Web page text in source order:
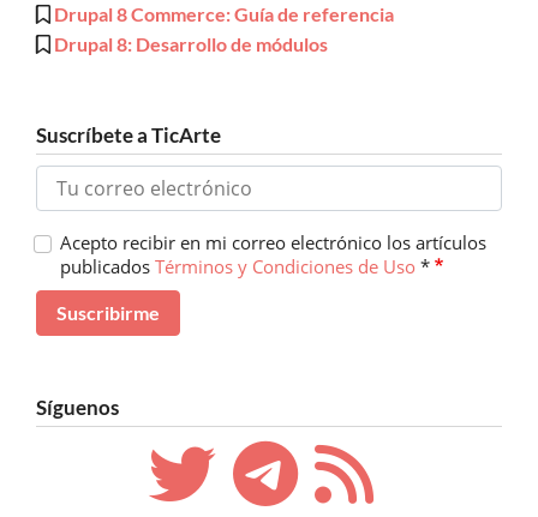
Drupal 8 Commerce: Guía de referencia
Drupal 8: Desarrollo de módulos
Suscríbete a TicArte
Acepto recibir en mi correo electrónico los artículos
publicados Términos y Condiciones de Uso *
Síguenos